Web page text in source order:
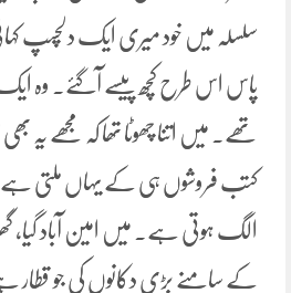
سلسلہ میں خود میری ایک دلچسپ
پاس اس طرح کچھ پیسے آگئے. وہ
تھے. میں اتنا چھوٹا تھا کہ مجھے یہ
کتب فروشوں ہی کے یہاں ملتی ہے
الگ ہوتی ہے. میں امین آباد گیا،
کے سامنے بڑی دکانوں کی جو قطار